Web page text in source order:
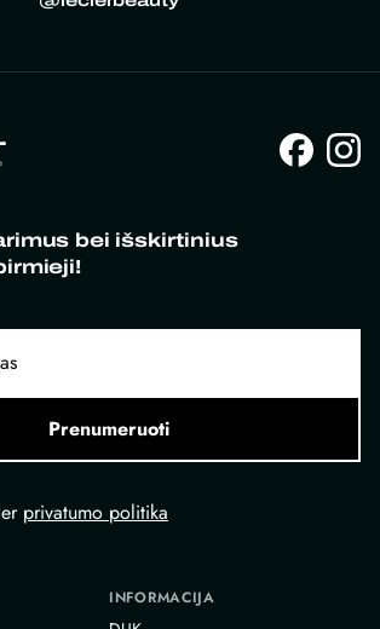
bei išskirtinius
Prenumeruoti
privatumo politika
INFORMACIJA